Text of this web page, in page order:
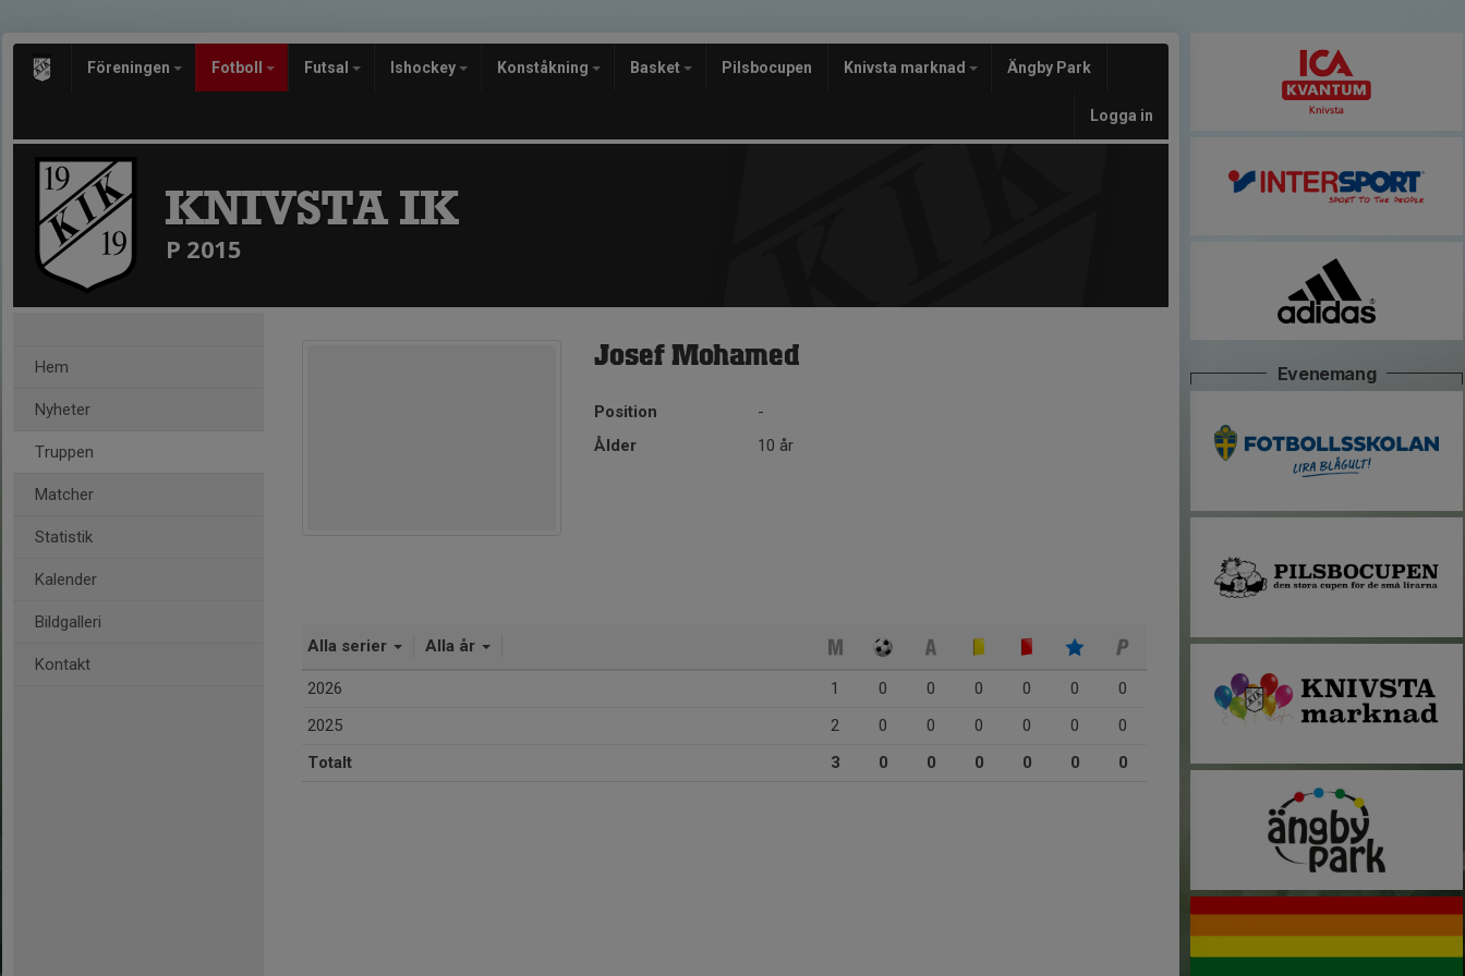
Föreningen Fotboll Futsal Ishockey Konståkning Basket Pilsbocupen Knivsta marknad Ängby Park
Logga in
KNIVSTA IK
P 2015
Hem
Nyheter
Truppen
Matcher
Statistik
Kalender
Bildgalleri
Kontakt
Josef Mohamed
Position
-
Ålder
10 år
Alla serier Alla år
2026 1 0 0 0 0 0
0
2025
2 0 0 0 0 0
0
Totalt
3 0 0 0 0 0 0
Evenemang